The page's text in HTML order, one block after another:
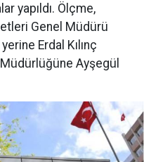
yapıldı. Ölçme,
Genel Müdürü
Erdal Kılınç
Ayşegül